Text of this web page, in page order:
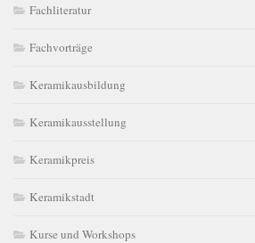
Fachliteratur
Fachvorträge
Keramikausbildung
Keramikausstellung
Keramikpreis
Keramikstadt
Kurse und Workshops